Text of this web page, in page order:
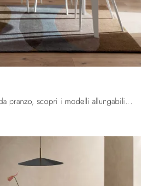
Se vuoi tavoli moderni da pranzo, scopri i modelli allungabili di La Primavera: clicca e scopri il modello Carlo in HPL.